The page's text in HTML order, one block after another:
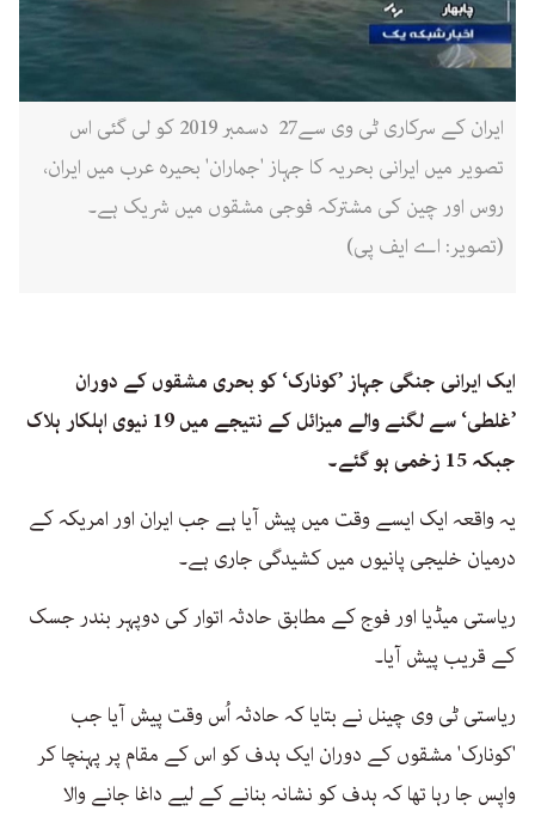
ایران کے سرکاری ٹی وی سے27 دسمبر 2019 کو لی گئی اس
تصویر میں ایرانی بحریہ کا جہاز 'جماران' بحیرہ عرب میں ایران،
روس اور چین کی مشترکہ فوجی مشقوں میں شریک ہے۔
(تصویر: اے ایف پی)
ایک ایرانی جنگی جہاز ’کونارک‘ کو بحری مشقوں کے دوران
’غلطی‘ سے لگنے والے میزائل کے نتیجے میں 19 نیوی اہلکار ہلاک
جبکہ 15 زخمی ہو گئے۔
یہ واقعہ ایک ایسے وقت میں پیش آیا ہے جب ایران اور امریکہ کے
درمیان خلیجی پانیوں میں کشیدگی جاری ہے۔
ریاستی میڈیا اور فوج کے مطابق حادثہ اتوار کی دوپہر بندر جسک
کے قریب پیش آیا۔
ریاستی ٹی وی چینل نے بتایا کہ حادثہ اُس وقت پیش آیا جب
'کونارک' مشقوں کے دوران ایک ہدف کو اس کے مقام پر پہنچا کر
واپس جا رہا تھا کہ ہدف کو نشانہ بنانے کے لیے داغا جانے والا